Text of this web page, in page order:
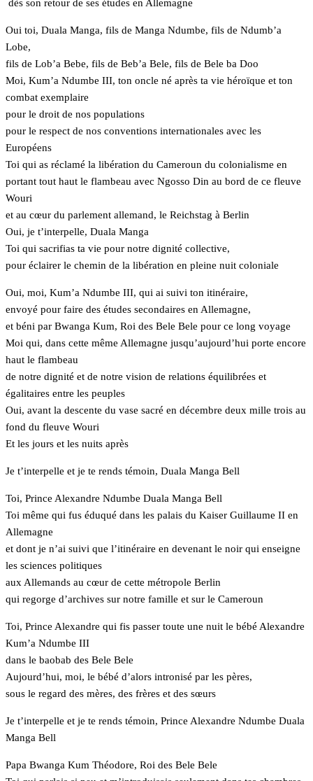
dès son retour de ses études en Allemagne
Oui toi, Duala Manga, fils de Manga Ndumbe, fils de Ndumb’a
Lobe,
fils de Lob’a Bebe, fils de Beb’a Bele, fils de Bele ba Doo
Moi, Kum’a Ndumbe III, ton oncle né après ta vie héroïque et ton
combat exemplaire
pour le droit de nos populations
pour le respect de nos conventions internationales avec les
Européens
Toi qui as réclamé la libération du Cameroun du colonialisme en
portant tout haut le flambeau avec Ngosso Din au bord de ce fleuve
Wouri
et au cœur du parlement allemand, le Reichstag à Berlin
Oui, je t’interpelle, Duala Manga
Toi qui sacrifias ta vie pour notre dignité collective,
pour éclairer le chemin de la libération en pleine nuit coloniale
Oui, moi, Kum’a Ndumbe III, qui ai suivi ton itinéraire,
envoyé pour faire des études secondaires en Allemagne,
et béni par Bwanga Kum, Roi des Bele Bele pour ce long voyage
Moi qui, dans cette même Allemagne jusqu’aujourd’hui porte encore
haut le flambeau
de notre dignité et de notre vision de relations équilibrées et
égalitaires entre les peuples
Oui, avant la descente du vase sacré en décembre deux mille trois au
fond du fleuve Wouri
Et les jours et les nuits après
Je t’interpelle et je te rends témoin, Duala Manga Bell
Toi, Prince Alexandre Ndumbe Duala Manga Bell
Toi même qui fus éduqué dans les palais du Kaiser Guillaume II en
Allemagne
et dont je n’ai suivi que l’itinéraire en devenant le noir qui enseigne
les sciences politiques
aux Allemands au cœur de cette métropole Berlin
qui regorge d’archives sur notre famille et sur le Cameroun
Toi, Prince Alexandre qui fis passer toute une nuit le bébé Alexandre
Kum’a Ndumbe III
dans le baobab des Bele Bele
Aujourd’hui, moi, le bébé d’alors intronisé par les pères,
sous le regard des mères, des frères et des sœurs
Je t’interpelle et je te rends témoin, Prince Alexandre Ndumbe Duala
Manga Bell
Papa Bwanga Kum Théodore, Roi des Bele Bele